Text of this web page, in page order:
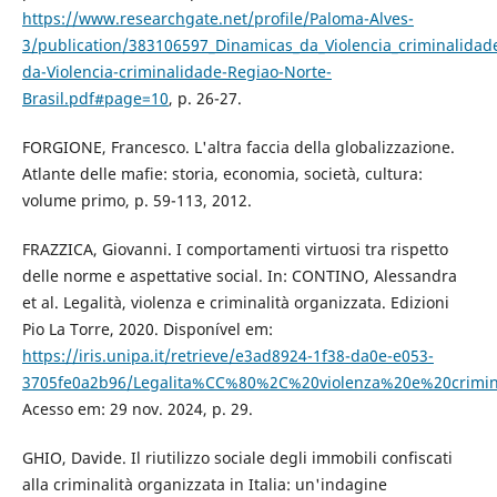
https://www.researchgate.net/profile/Paloma-Alves-
3/publication/
da-Violencia-criminalidade-Regiao-Norte-
Brasil.pdf#page=10, p. 26-27.
FORGIONE, Francesco. L'altra faccia della globalizzazione.
Atlante delle mafie: storia, economia, società, cultura:
volume primo, p. 59-113, 2012.
FRAZZICA, Giovanni. I comportamenti virtuosi tra rispetto
delle norme e aspettative social. In: CONTINO, Alessandra
et al. Legalità, violenza e criminalità organizzata. Edizioni
Pio La Torre, 2020. Disponível em:
https://iris.unipa.it/retrieve/e3ad8924-1f38-da0e-e053-
3705fe0a2b96/
Acesso em: 29 nov. 2024, p. 29.
GHIO, Davide. Il riutilizzo sociale degli immobili confiscati
alla criminalità organizzata in Italia: un'indagine